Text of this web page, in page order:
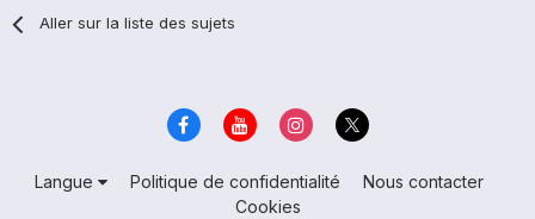
Aller sur la liste des sujets
Langue Politique de confidentialité
Nous contacter
Cookies